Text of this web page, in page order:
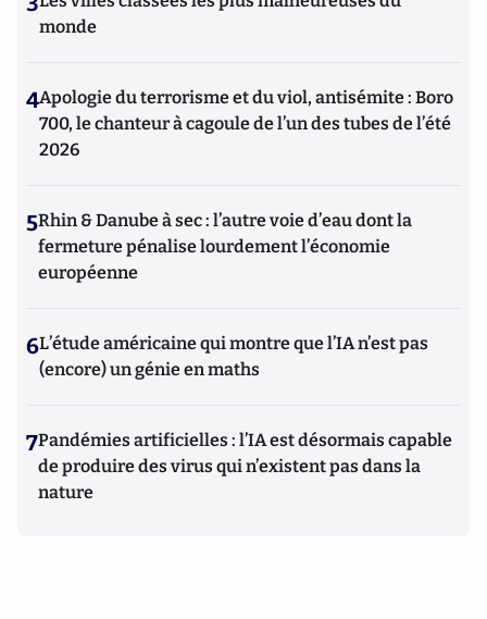
monde
4Apologie du terrorisme et du viol, antisémite : Boro
700, le chanteur à cagoule de l’un des tubes de l’été
2026
5Rhin & Danube à sec : l’autre voie d’eau dont la
fermeture pénalise lourdement l’économie
européenne
6L’étude américaine qui montre que l’IA n’est pas
(encore) un génie en maths
7Pandémies artificielles : l’IA est désormais capable
de produire des virus qui n’existent pas dans la
nature